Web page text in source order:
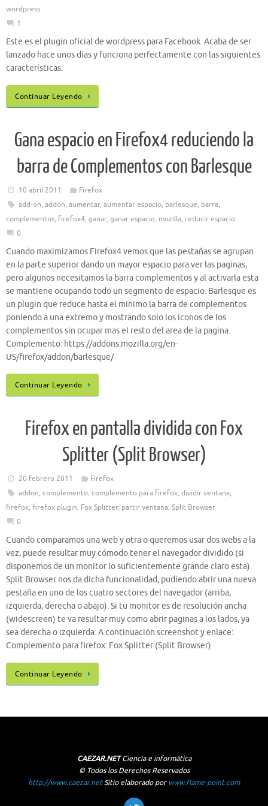
wordpress
1
Este es el plugin oficial de wordpress para Facebook. Acaba de ser
lanzado hace unos días y funciona perfectamente con las siguientes
características:
Continuar Leyendo
Gana espacio en Firefox4 reduciendo la
barra de Complementos con Barlesque
10 abril 2011
Firefox
add-on, addon, aumentar, aumentar espacio, barlesque, barra,
complementos, firefox4, ganar, ganar espacio, mozilla, reducir espacio
0
Cuando maximizamos Firefox4 vemos que las pestañas se agrupan
en la parte superior dando un mayor espacio para ver las paginas,
pero algunos necesitamos la barra complementos y al activarla esta
se mantiene ocupando todo un segmento de espacio. Barlesque es
un plugin que reduce hasta el minimo la barra de complementos
poniendo a una extremo y mostrando solo los iconos de los
complementos sin ocupar mas el resto del area de la pagina.
Complemento: https://addons.mozilla.org/en-
US/firefox/addon/barlesque/
Continuar Leyendo
Firefox en pantalla dividida con Fox
Splitter (Split Browser)
20 febrero 2011
Firefox
addon, complemento, complemento para firefox, dividir ventana,
firefox, firefox plugin, Fox Splitter, partir ventana, Split Browser
0
Cuando comparamos una web y otra o queremos usar dos webs a la
vez, puede resultar muy cómodo tener el navegador dividido (si
disponemos de un monitor lo suficientemente grande claro esta).
Split Browser nos da dicha funcionalidad, pudiendo abrir una nueva
pestaña en uno de los cuatro sectores del navegador (arriba,
izquierda, derecha o abajo). Si tu monitor es de resolución ancha
(widescreen) te va resultar muy como abrir paginas a los lados, ya
sea derecha o izquierda. A continuación screenshot y enlace:
Complemento para firefox: Fox Splitter (Split Browser)
Continuar Leyendo
CAEZAR.NETCiencia e informática
© Todos los Derechos Reservados
http://www.caezar.netSitio elaborado porwww.flame-point.com